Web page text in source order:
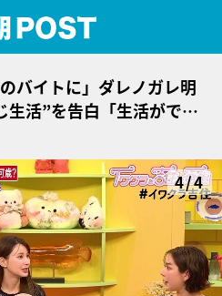
バイトに」ダレノガレ明
生活”を告白「生活ができ
4/4